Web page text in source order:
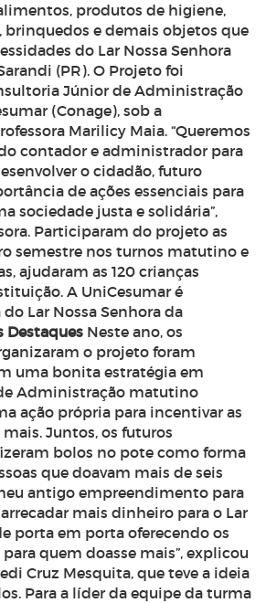
produtos de higiene,
brinquedos e demais objetos que
do Lar Nossa Senhora
(PR). O Projeto foi
Júnior de Administração
(Conage), sob a
Marilicy Maia. “Queremos
contador e administrador para
o cidadão, futuro
de ações essenciais para
sociedade justa e solidária”,
Participaram do projeto as
semestre nos turnos matutino e
ajudaram as 120 crianças
A UniCesumar é
Lar Nossa Senhora da
Destaques Neste ano, os
o projeto foram
uma bonita estratégia em
Administração matutino
ação própria para incentivar as
Juntos, os futuros
bolos no pote como forma
que doavam mais de seis
antigo empreendimento para
mais dinheiro para o Lar
porta em porta oferecendo os
quem doasse mais”, explicou
Cruz Mesquita, que teve a ideia
Para a líder da equipe da turma